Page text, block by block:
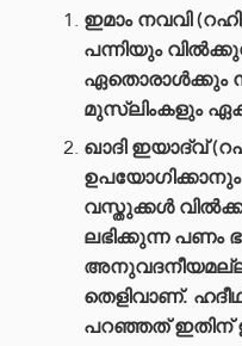
ഇമാം നവവി
പന്നിയും
ഏതൊരാൾക്കും
മുസ്‌ലിംകളും
ഖാദി ഇയാദ്വ്
വസ്തുക്കൾ
ലഭിക്കുന്ന പണം
തെളിവാണ്.
പറഞ്ഞത് ഇതിന്